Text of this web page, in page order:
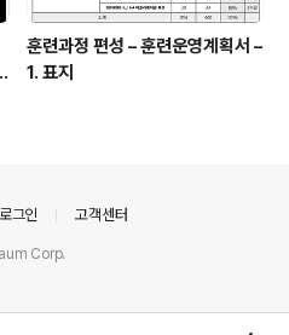
훈련과정 편성 – 훈련운영계획서 –
1. 표지
로그인 고객센터
Corp.